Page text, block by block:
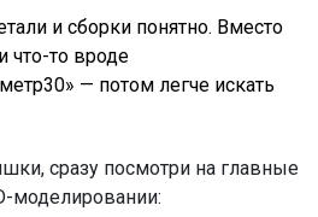
и сборки понятно. Вместо
что-то вроде
— потом легче искать
сразу посмотри на главные
моделировании: